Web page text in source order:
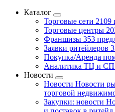
Каталог
Торговые сети 2109
Торговые центры
Франшизы 353
Заявки ритейлеров
Покупка/Аренда
Аналитика ТЦ и СП
Новости
Новости Новости
торговой
Закупки: новости